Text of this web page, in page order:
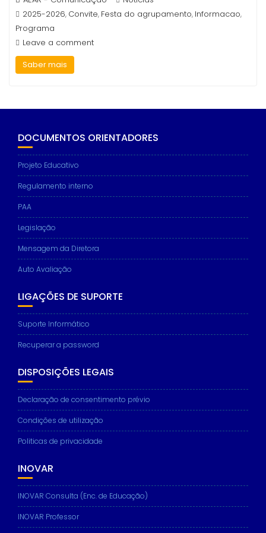
2025-2026, Convite, Festa do agrupamento, Informacao,
Programa
Leave a comment
Saber mais
DOCUMENTOS ORIENTADORES
Projeto Educativo
Regulamento interno
PAA
Legislação
Mensagem da Diretora
Auto Avaliação
LIGAÇÕES DE SUPORTE
Suporte Informático
Recuperar a password
DISPOSIÇÕES LEGAIS
Declaração de consentimento prévio
Condições de utilização
Politicas de privacidade
INOVAR
INOVAR Consulta (Enc. de Educação)
INOVAR Professor